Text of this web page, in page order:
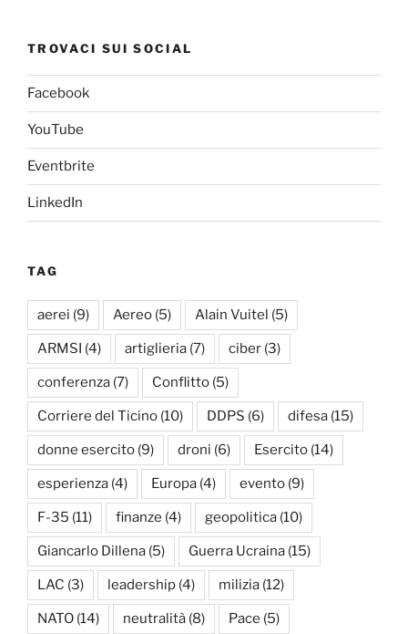
TROVACI SUI SOCIAL
Facebook
YouTube
Eventbrite
LinkedIn
TAG
aerei (9) Aereo (5) Alain Vuitel (5)
ARMSI (4) artiglieria (7) ciber (3)
conferenza (7) Conflitto (5)
Corriere del Ticino (10) DDPS (6) difesa (15)
donne esercito (9) droni (6) Esercito (14)
esperienza (4) Europa (4) evento (9)
F-35 (11) finanze (4) geopolitica (10)
Giancarlo Dillena (5) Guerra Ucraina (15)
LAC (3) leadership (4) milizia (12)
NATO (14) neutralità (8) Pace (5)